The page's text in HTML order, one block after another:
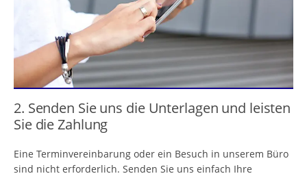
2. Senden Sie uns die Unterlagen und leisten
Sie die Zahlung
Eine Terminvereinbarung oder ein Besuch in unserem Büro
sind nicht erforderlich. Senden Sie uns einfach Ihre